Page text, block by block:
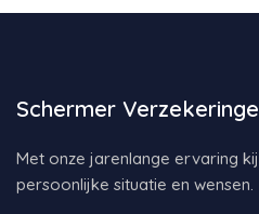
Schermer
Met onze jarenlange ervaring
persoonlijke situatie en wensen.